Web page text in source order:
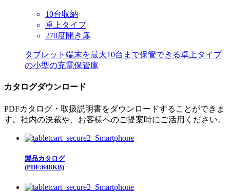
10台収納
卓上タイプ
270度開き扉
タブレット端末を最大10台まで保管できる卓上タイプ
の小型の充電保管庫
カタログダウンロード
PDFカタログ・取扱説明書をダウンロードすることができま
す。社内の決裁や、お客様へのご提案時にご活用ください。
製品カタログ
(PDF:648KB)